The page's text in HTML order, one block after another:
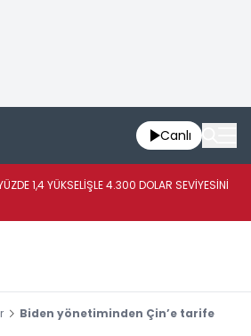
Canlı
1,4 YÜKSELİŞLE 4.300 DOLAR SEVİYESİNİ
Biden yönetiminden Çin’e tarife